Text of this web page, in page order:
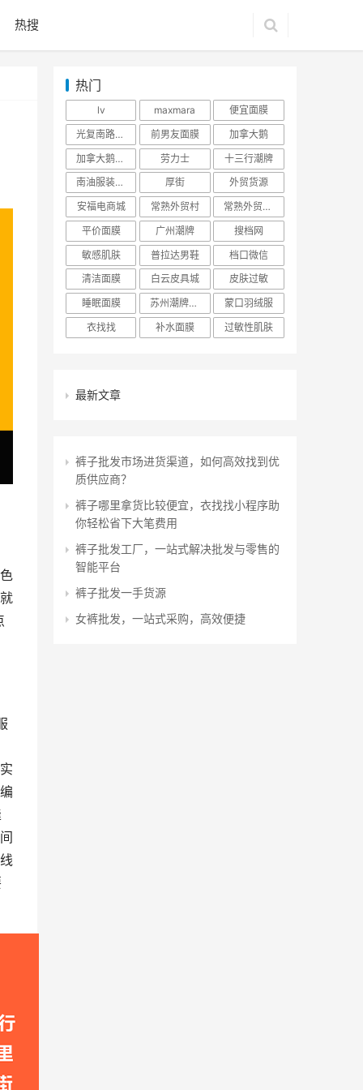
热搜
热门
lv maxmara
便宜面膜
光复南路潮牌
前男友面膜
加拿大鹅
加拿大鹅羽绒服
劳力士
十三行潮牌
南油服装批发市场
厚街
外贸货源
安福电商城
常熟外贸村
常熟外贸村货源
平价面膜
广州潮牌
搜档网
敏感肌肤
普拉达男鞋
档口微信
清洁面膜
白云皮具城
皮肤过敏
睡眠面膜
苏州潮牌货源
蒙口羽绒服
衣找找
补水面膜 过敏性肌肤
最新文章
裤子批发市场进货渠道，如何高效找到优
质供应商？
裤子哪里拿货比较便宜，衣找找小程序助
你轻松省下大笔费用
裤子批发工厂，一站式解决批发与零售的
智能平台
裤子批发一手货源
女裤批发，一站式采购，高效便捷